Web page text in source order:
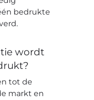
bedrukte
wordt
tot de
markt en